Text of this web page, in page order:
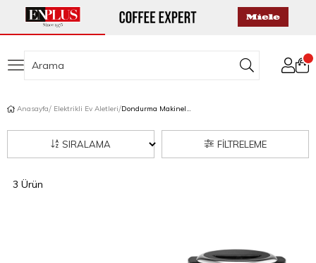
Anasayfa Elektrikli Ev Aletleri Dondurma Makineleri
FILTRELEME
SIRALAMA
3 Ürün